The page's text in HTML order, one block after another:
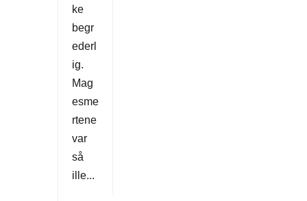
ke
begr
ederl
ig.
Mag
esme
rtene
var
så
ille...